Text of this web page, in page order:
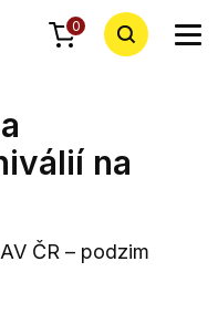
0
na
ČR – podzim